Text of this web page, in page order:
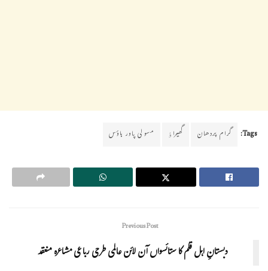
Tags: گرام پردھان گھیراٶ مسولی پاور ہاؤس
Previous Post
دبستانِ اہل قلم کا ستائسواں آن لائن عالمی طرحی رباعی مشاعرہ منعقد